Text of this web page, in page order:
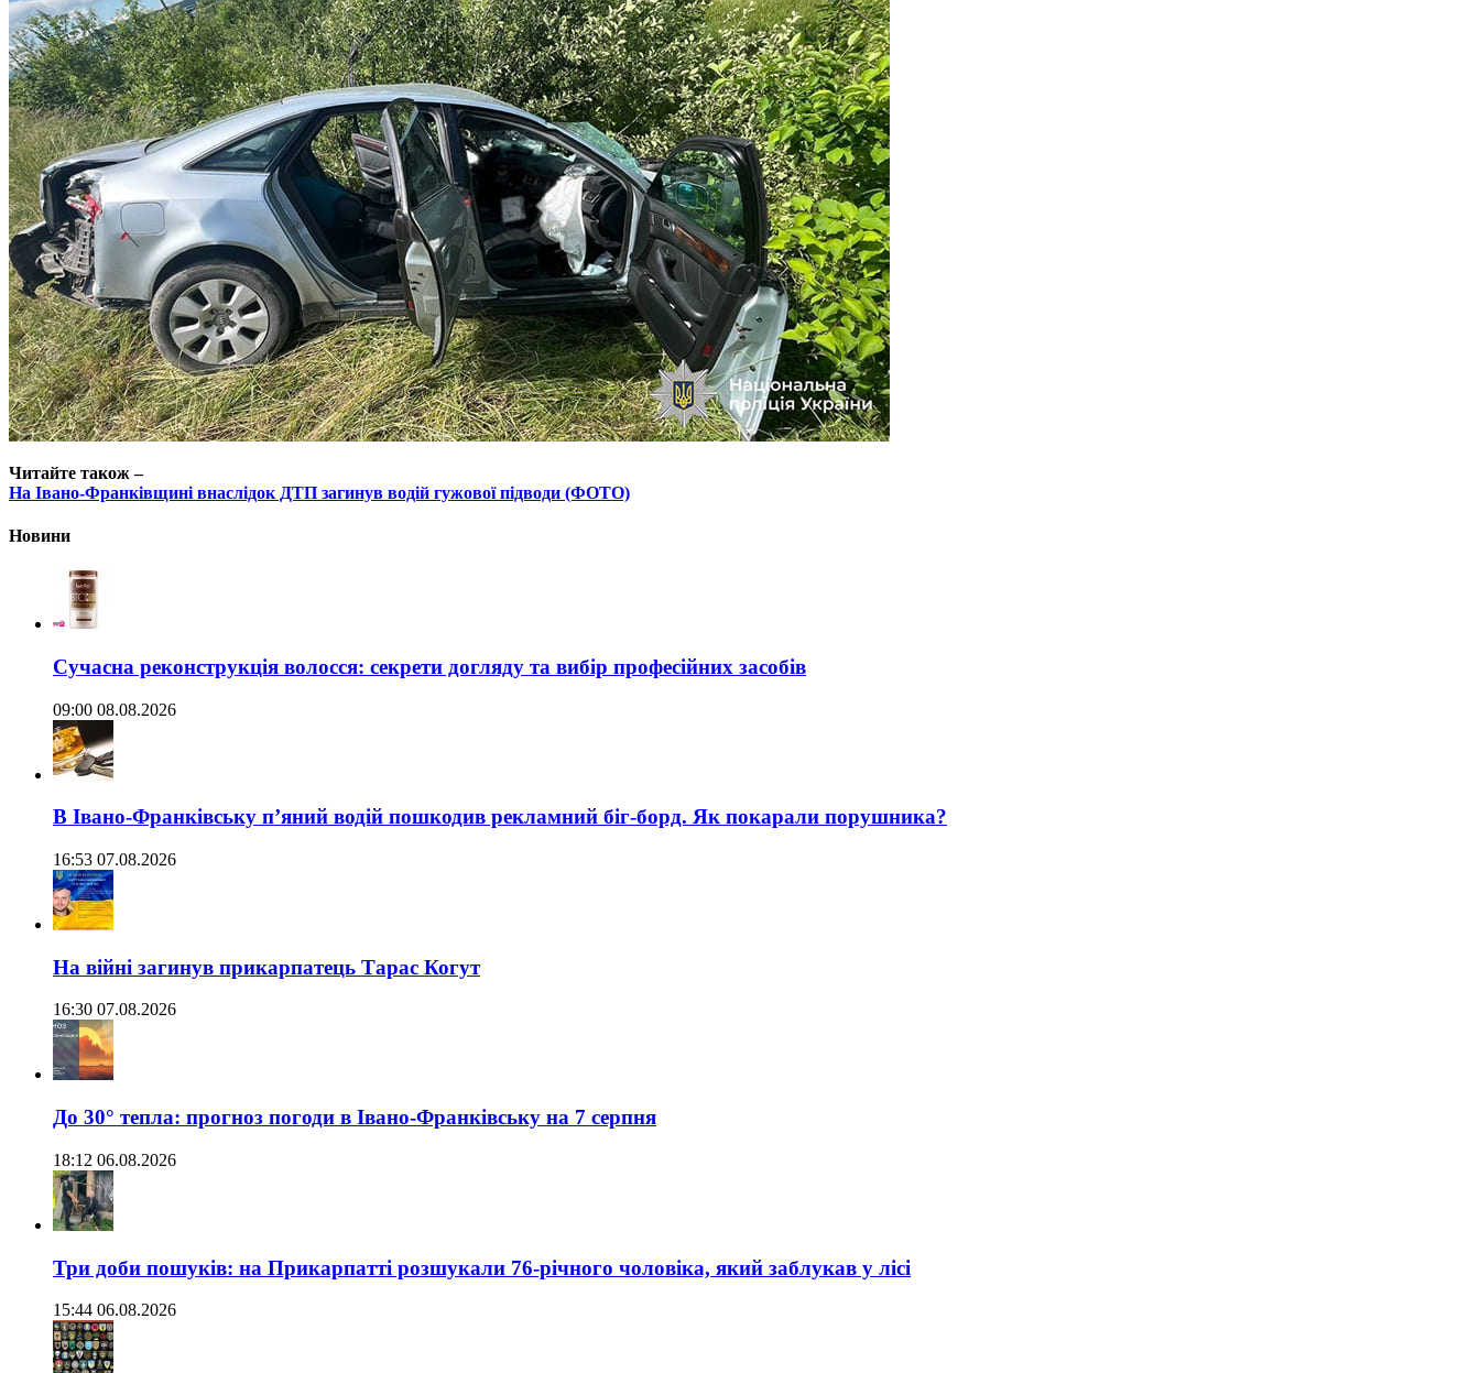
Читайте також –
На Івано-Франківщині внаслідок ДТП загинув водій гужової підводи (ФОТО)
Новини
Сучасна реконструкція волосся: секрети догляду та вибір професійних засобів
09:00 08.08.2026
В Івано-Франківську п’яний водій пошкодив рекламний біг-борд. Як покарали порушника?
16:53 07.08.2026
На війні загинув прикарпатець Тарас Когут
16:30 07.08.2026
До 30° тепла: прогноз погоди в Івано-Франківську на 7 серпня
18:12 06.08.2026
Три доби пошуків: на Прикарпатті розшукали 76-річного чоловіка, який заблукав у лісі
15:44 06.08.2026